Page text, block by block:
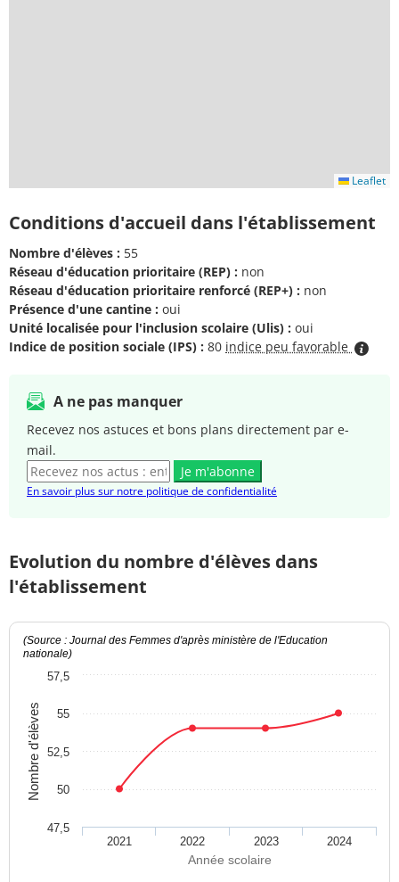
Leaflet
Conditions d'accueil dans l'établissement
Nombre d'élèves : 55
Réseau d'éducation prioritaire (REP) : non
Réseau d'éducation prioritaire renforcé (REP+) : non
Présence d'une cantine : oui
Unité localisée pour l'inclusion scolaire (Ulis) : oui
Indice de position sociale (IPS) : 80 indice peu favorable
A ne pas manquer
Recevez nos astuces et bons plans directement par e-
mail.
Je m'abonne
En savoir plus sur notre politique de confidentialité
Evolution du nombre d'élèves dans
l'établissement
Année scolaire
Nombre d'élèves
(Source : Journal des Femmes d'après ministère de l'Education
nationale)
2021 2022 2023 2024
50
47,5
52,5
55
57,5